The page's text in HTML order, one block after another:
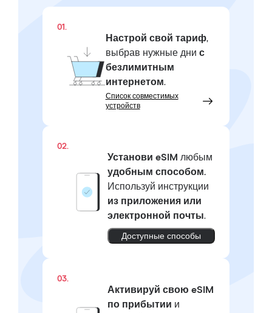
01.
Настрой свой тариф,
выбрав нужные дни с
безлимитным
интернетом.
Список совместимых
устройств
02.
Установи eSIM любым
удобным способом.
Используй инструкции
из приложения или
электронной почты.
Доступные способы
03.
Активируй свою eSIM
по прибытии и